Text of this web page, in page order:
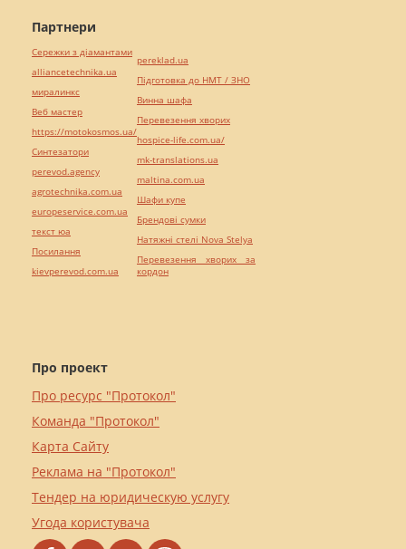
Про проект
Про ресурс "Протокол"
Команда "Протокол"
Карта Сайту
Реклама на "Протокол"
Тендер на юридическую услугу
Угода користувача
Партнери
Сережки з діамантами
alliancetechnika.ua
миралинкс
Веб мастер
https://motokosmos.ua/
Синтезатори
perevod.agency
agrotechnika.com.ua
europeservice.com.ua
текст юа
Посилання
kievperevod.com.ua
pereklad.ua
Підготовка до НМТ / ЗНО
Винна шафа
Перевезення хворих
hospice-life.com.ua/
mk-translations.ua
maltina.com.ua
Шафи купе
Брендові сумки
Натяжні стелі Nova Stelya
Перевезення хворих за
кордон